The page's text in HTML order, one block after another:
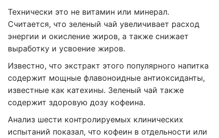
Технически это не витамин или минерал.
Считается, что зеленый чай увеличивает расход
энергии и окисление жиров, а также снижает
выработку и усвоение жиров.
Известно, что экстракт этого популярного напитка
содержит мощные флавоноидные антиоксиданты,
известные как катехины. Зеленый чай также
содержит здоровую дозу кофеина.
Анализ шести контролируемых клинических
испытаний показал, что кофеин в отдельности или